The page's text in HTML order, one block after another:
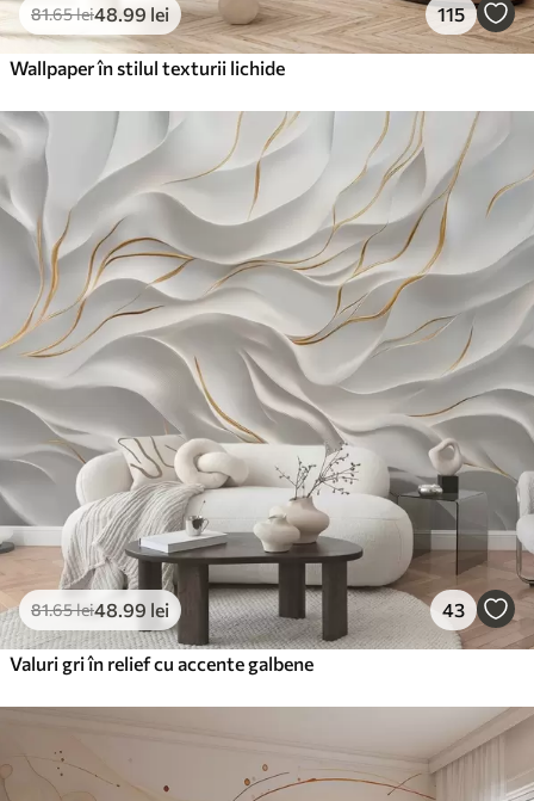
81.65lei48 .99 lei 115
Wallpaper în stilul texturii lichide
81.65lei48 .99 lei 43
Valuri gri în relief cu accente galbene